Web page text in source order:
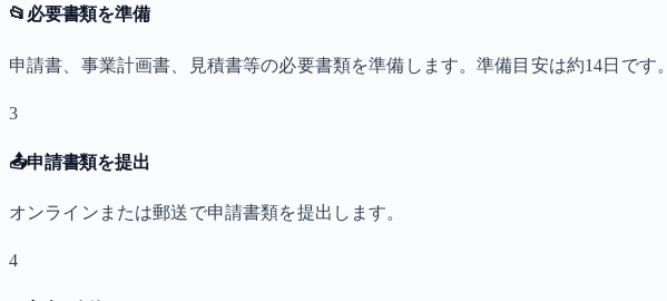
📂 必要書類を準備
申請書、事業計画書、見積書等の必要書類を準備します。準備目安は約14日です。
3
📤申請書類を提出
オンラインまたは郵送で申請書類を提出します。
4